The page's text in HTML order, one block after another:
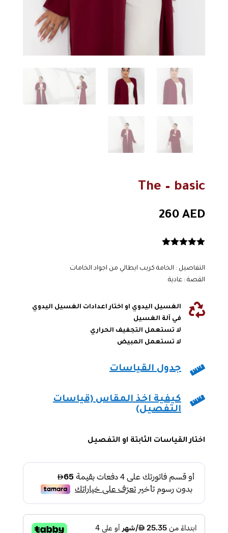
The – basic
260AED
بناءً على
تقييم عميل
التفاصيل : الخامة كريب ايطالي من اجواد الخامات
القصة : عادية

الغسيل اليدوي او اختار اعدادات الغسيل اليدوي
في آلة الغسيل
لا تستعمل التجفيف الحراري
لا تستعمل المبيض
 جدول القياسات

كيفية اخذ المقاس (قياسات
التفصيل)
اختار القياسات الثابتة او التفصيل